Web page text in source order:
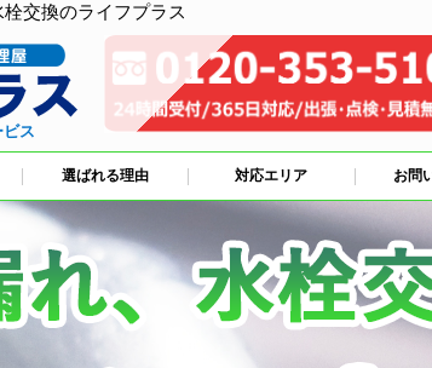
交換のライフプラス
ス
選ばれる理由 対応エリア お問